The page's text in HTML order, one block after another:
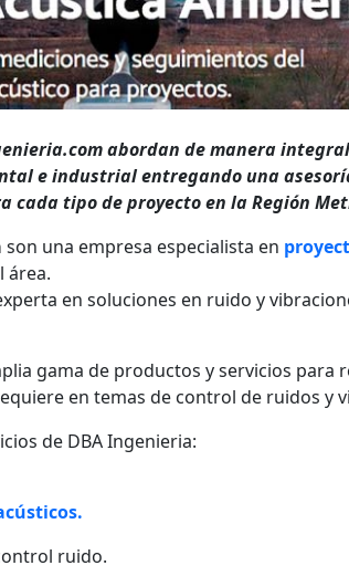
abordan de manera
e industrial entregando una
cada tipo de proyecto en la Región
son una empresa especialista en
área.
en soluciones en ruido y
gama de productos y servicios para
en temas de control de ruidos y
de DBA Ingenieria:
ruido.